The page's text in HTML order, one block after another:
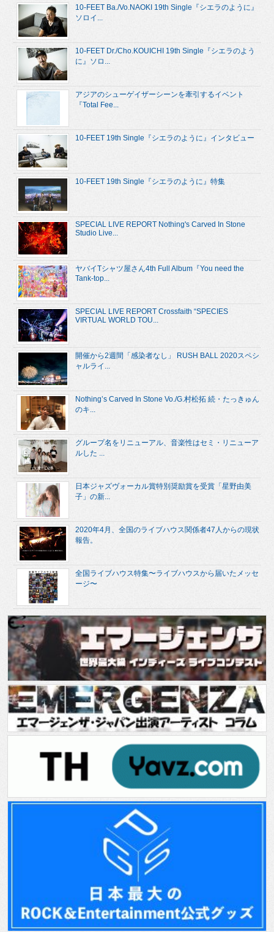
10-FEET Ba./Vo.NAOKI 19th Single『シエラのように』
ソロイ...
10-FEET Dr./Cho.KOUICHI 19th Single『シエラのよう
に』ソロ...
アジアのシューゲイザーシーンを牽引するイベント
『Total Fee...
10-FEET 19th Single『シエラのように』インタビュー
10-FEET 19th Single『シエラのように』特集
SPECIAL LIVE REPORT Nothing's Carved In Stone
Studio Live...
ヤバイTシャツ屋さん4th Full Album『You need the
Tank-top...
SPECIAL LIVE REPORT Crossfaith “SPECIES
VIRTUAL WORLD TOU...
開催から2週間「感染者なし」 RUSH BALL 2020スペシ
ャルライ...
Nothing’s Carved In Stone Vo./G.村松拓 続・たっきゅん
のキ...
グループ名をリニューアル、音楽性はセミ・リニューア
ルした ...
日本ジャズヴォーカル賞特別奨励賞を受賞「星野由美
子」の新...
2020年4月、全国のライブハウス関係者47人からの現状
報告。
全国ライブハウス特集〜ライブハウスから届いたメッセ
ージ〜